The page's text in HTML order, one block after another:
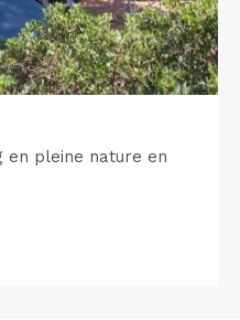
en pleine nature en